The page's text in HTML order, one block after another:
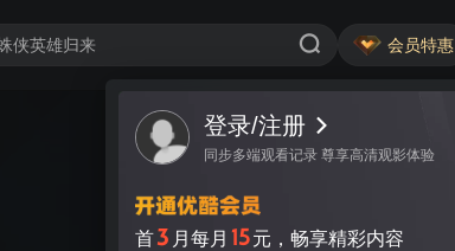
会员特惠
登录/注册
同步多端观看记录 尊享高清观影体验
首3 月每月 15元，畅享精彩内容